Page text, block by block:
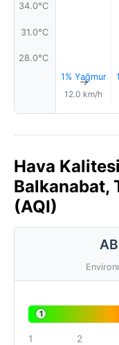
34.0°C
31.0°C
28.0°C
1% Yağmur
↑
12.0 km/h
Hava
(AQI)
1
1 2